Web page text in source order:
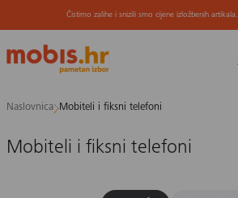
na
Čistimo zalihe i snizili smo cijene izložbenih artikala.
Naslovnica Mobiteli i fiksni telefoni
Mobiteli i fiksni telefoni